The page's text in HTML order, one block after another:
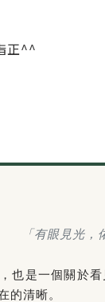
正^^
「有眼見光
也是一個關於
的清晰。